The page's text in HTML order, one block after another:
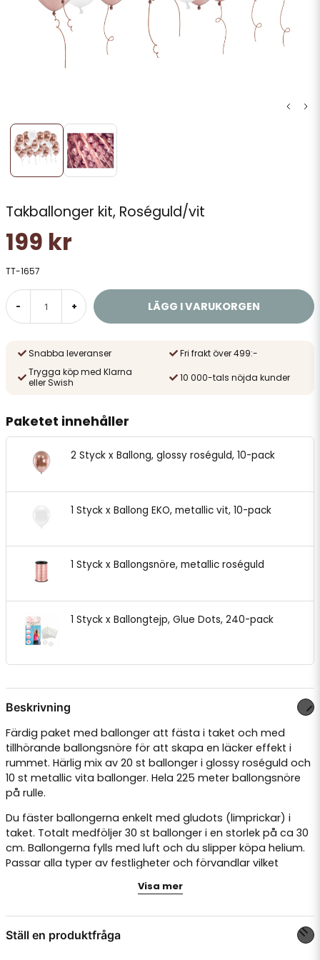
Takballonger kit, Roséguld/vit
199 kr
TT-1657
- + LÄGG I VARUKORGEN
Snabba leveranser
Fri frakt över 499:-
Trygga köp med Klarna
eller Swish
10 000-tals nöjda kunder
Paketet innehåller
2 Styck x Ballong, glossy roséguld, 10-pack
1 Styck x Ballong EKO, metallic vit, 10-pack
1 Styck x Ballongsnöre, metallic roséguld
1 Styck x Ballongtejp, Glue Dots, 240-pack
Beskrivning
Färdig paket med ballonger att fästa i taket och med
tillhörande ballongsnöre för att skapa en läcker effekt i
rummet. Härlig mix av 20 st ballonger i glossy roséguld och
10 st metallic vita ballonger. Hela 225 meter ballongsnöre
på rulle.
Du fäster ballongerna enkelt med gludots (limprickar) i
taket. Totalt medföljer 30 st ballonger i en storlek på ca 30
cm. Ballongerna fylls med luft och du slipper köpa helium.
Passar alla typer av festligheter och förvandlar vilket
10 st EKO-ballonger i vit metallic nyans
Visa mer
Ställ en produktfråga